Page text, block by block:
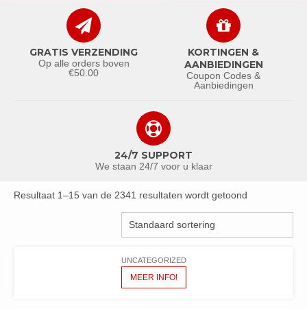
GRATIS VERZENDING
Op alle orders boven
€50.00
KORTINGEN &
AANBIEDINGEN
Coupon Codes &
Aanbiedingen
24/7 SUPPORT
We staan 24/7 voor u klaar
Resultaat 1–15 van de 2341 resultaten wordt getoond
UNCATEGORIZED
MEER INFO!